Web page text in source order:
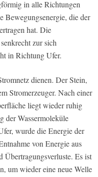
in alle Richtungen
Bewegungsenergie, die der
hat. Die
zur sich
in Richtung Ufer.
dienen. Der Stein,
Stromerzeuger. Nach einer
liegt wieder ruhig
der Wassermoleküle
wurde die Energie der
von Energie aus
Übertragungsverluste. Es ist
um wieder eine neue Welle